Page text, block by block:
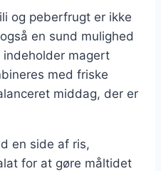
og peberfrugt er ikke
en sund mulighed
indeholder magert
med friske
middag, der er
en side af ris,
for at gøre måltidet